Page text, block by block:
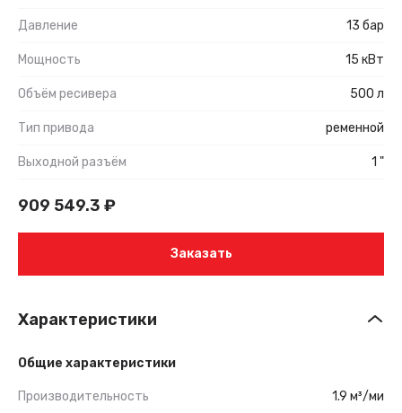
Давление 13 бар
Мощность 15 кВт
Объём ресивера 500 л
Тип привода ременной
Выходной разъём 1 "
909 549.3 ₽
Заказать
Характеристики
Общие характеристики
Производительность 1.9 м³/ми